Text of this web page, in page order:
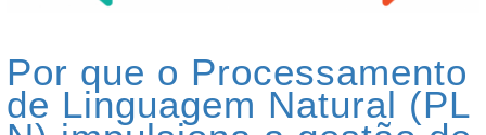
Por que o Processamento
de Linguagem Natural (PL